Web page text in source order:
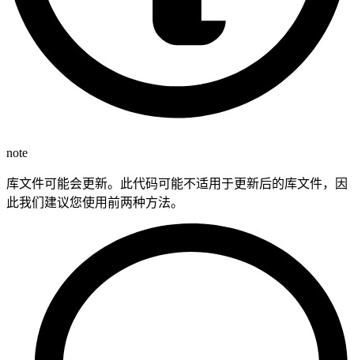
note
库文件可能会更新。此代码可能不适用于更新后的库文件，因
此我们建议您使用前两种方法。